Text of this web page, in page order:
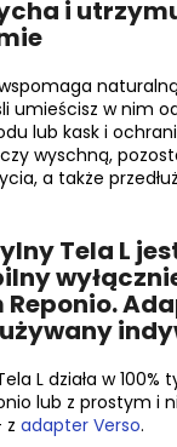
i
naturalną
umieścisz w nim
lub kask i
wyschną,
a także
Tela L
L działa w 100%
lub z prostym i
z adapter Verso.